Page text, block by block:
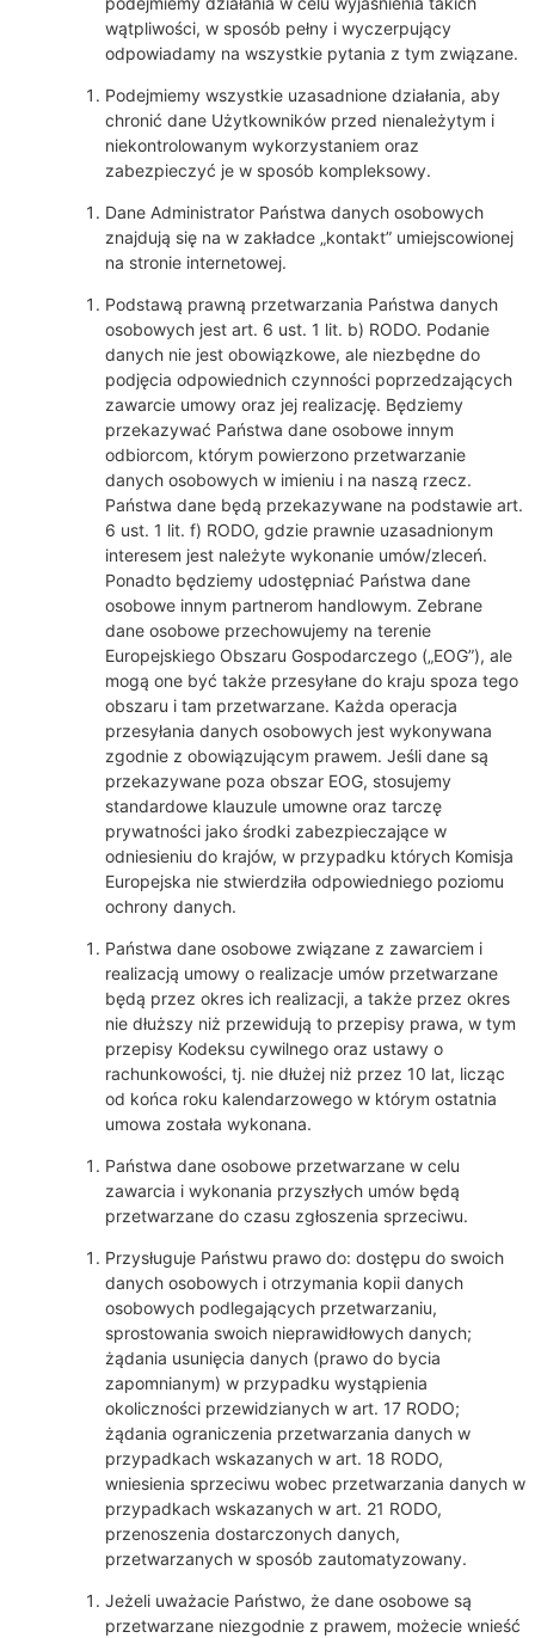
wątpliwości, w sposób pełny i wyczerpujący
odpowiadamy na wszystkie pytania z tym związane.
Podejmiemy wszystkie uzasadnione działania, aby
chronić dane Użytkowników przed nienależytym i
niekontrolowanym wykorzystaniem oraz
zabezpieczyć je w sposób kompleksowy.
Dane Administrator Państwa danych osobowych
znajdują się na w zakładce „kontakt” umiejscowionej
na stronie internetowej.
Podstawą prawną przetwarzania Państwa danych
osobowych jest art. 6 ust. 1 lit. b) RODO. Podanie
danych nie jest obowiązkowe, ale niezbędne do
podjęcia odpowiednich czynności poprzedzających
zawarcie umowy oraz jej realizację. Będziemy
przekazywać Państwa dane osobowe innym
odbiorcom, którym powierzono przetwarzanie
danych osobowych w imieniu i na naszą rzecz.
Państwa dane będą przekazywane na podstawie art.
6 ust. 1 lit. f) RODO, gdzie prawnie uzasadnionym
interesem jest należyte wykonanie umów/zleceń.
Ponadto będziemy udostępniać Państwa dane
osobowe innym partnerom handlowym. Zebrane
dane osobowe przechowujemy na terenie
Europejskiego Obszaru Gospodarczego („EOG”), ale
mogą one być także przesyłane do kraju spoza tego
obszaru i tam przetwarzane. Każda operacja
przesyłania danych osobowych jest wykonywana
zgodnie z obowiązującym prawem. Jeśli dane są
przekazywane poza obszar EOG, stosujemy
standardowe klauzule umowne oraz tarczę
prywatności jako środki zabezpieczające w
odniesieniu do krajów, w przypadku których Komisja
Europejska nie stwierdziła odpowiedniego poziomu
ochrony danych.
Państwa dane osobowe związane z zawarciem i
realizacją umowy o realizacje umów przetwarzane
będą przez okres ich realizacji, a także przez okres
nie dłuższy niż przewidują to przepisy prawa, w tym
przepisy Kodeksu cywilnego oraz ustawy o
rachunkowości, tj. nie dłużej niż przez 10 lat, licząc
od końca roku kalendarzowego w którym ostatnia
umowa została wykonana.
Państwa dane osobowe przetwarzane w celu
zawarcia i wykonania przyszłych umów będą
przetwarzane do czasu zgłoszenia sprzeciwu.
Przysługuje Państwu prawo do: dostępu do swoich
danych osobowych i otrzymania kopii danych
osobowych podlegających przetwarzaniu,
sprostowania swoich nieprawidłowych danych;
żądania usunięcia danych (prawo do bycia
zapomnianym) w przypadku wystąpienia
okoliczności przewidzianych w art. 17 RODO;
żądania ograniczenia przetwarzania danych w
przypadkach wskazanych w art. 18 RODO,
wniesienia sprzeciwu wobec przetwarzania danych w
przypadkach wskazanych w art. 21 RODO,
przenoszenia dostarczonych danych,
przetwarzanych w sposób zautomatyzowany.
Jeżeli uważacie Państwo, że dane osobowe są
przetwarzane niezgodnie z prawem, możecie wnieść